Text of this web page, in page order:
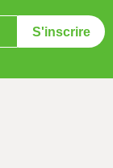
S'inscrire